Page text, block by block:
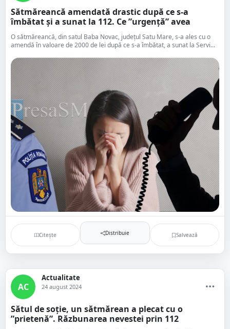
Sătmăreancă amendată drastic după ce s-a
îmbătat și a sunat la 112. Ce ”urgență” avea
O sătmăreancă, din satul Baba Novac, județul Satu Mare, s-a ales cu o
amendă în valoare de 2000 de lei după ce s-a îmbătat, a sunat la Servi...
Citește Distribuie Salvează
AC
Actualitate
24 august 2024
Sătul de soție, un sătmărean a plecat cu o
”prietenă”. Răzbunarea nevestei prin 112